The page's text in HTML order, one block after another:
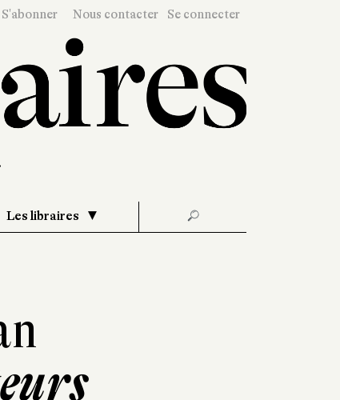
S'abonner Nous contacter Se connecter
Les libraires 🔎